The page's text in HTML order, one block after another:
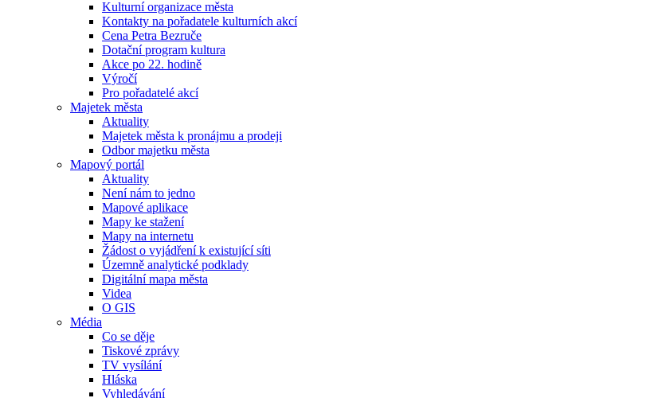
Kulturní organizace města
Kontakty na pořadatele kulturních akcí
Cena Petra Bezruče
Dotační program kultura
Akce po 22. hodině
Výročí
Pro pořadatelé akcí
Majetek města
Aktuality
Majetek města k pronájmu a prodeji
Odbor majetku města
Mapový portál
Aktuality
Není nám to jedno
Mapové aplikace
Mapy ke stažení
Mapy na internetu
Žádost o vyjádření k existující síti
Územně analytické podklady
Digitální mapa města
Videa
O GIS
Média
Co se děje
Tiskové zprávy
TV vysílání
Hláska
Vyhledávání